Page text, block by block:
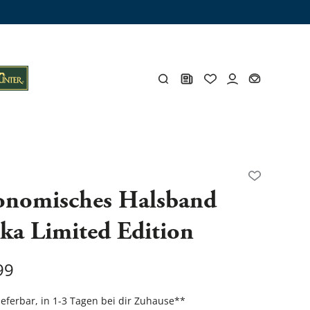
Halsband
Limited Edition
in 1-3 Tagen bei dir Zuhause**